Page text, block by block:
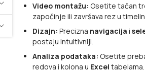
Video montažu: Osetite tačan
započinje ili završava rez u
Dizajn: Precizna navigacija i
postaju intuitivniji.
Analiza podataka: Osetite
redova i kolona u Excel tabelama.